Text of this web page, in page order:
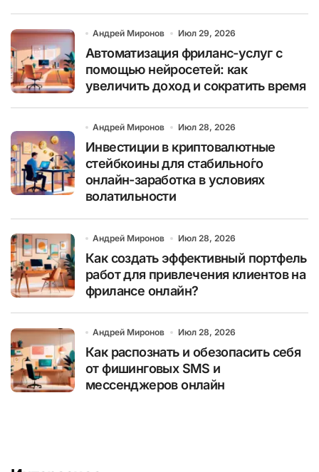
Андрей Миронов Июл 29, 2026
Автоматизация фриланс-услуг с
помощью нейросетей: как
увеличить доход и сократить время
Андрей Миронов Июл 28, 2026
Инвестиции в криптовалютные
стейбкоины для стабильно́го
онлайн-заработка в условиях
волатильности
Андрей Миронов Июл 28, 2026
Как создать эффективный портфель
работ для привлечения клиентов на
фрилансе онлайн?
Андрей Миронов Июл 28, 2026
Как распознать и обезопасить себя
от фишинговых SMS и
мессенджеров онлайн